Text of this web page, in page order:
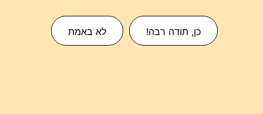
כן, תודה רבה! לא באמת